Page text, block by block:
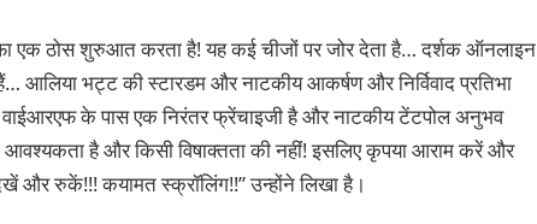
एक ठोस शुरुआत करता है! यह कई चीजों पर जोर देता है… दर्शक ऑनलाइन
आलिया भट्ट की स्टारडम और नाटकीय आकर्षण और निर्विवाद प्रतिभा
वाईआरएफ के पास एक निरंतर फ्रेंचाइजी है और नाटकीय टेंटपोल अनुभव
आवश्यकता है और किसी विषाक्तता की नहीं! इसलिए कृपया आराम करें और
और रुकें!!! कयामत स्क्रॉलिंग!!” उन्होंने लिखा है।